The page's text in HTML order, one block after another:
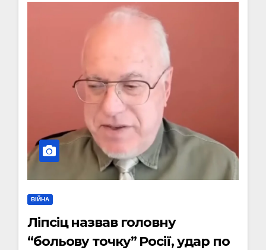
ВІЙНА
Ліпсіц назвав головну
“больову точку” Росії, удар по